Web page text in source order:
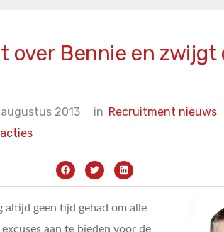
over Bennie en zwijgt
2013 in Recruitment nieuws
altijd geen tijd gehad om alle
excuses aan te bieden voor de